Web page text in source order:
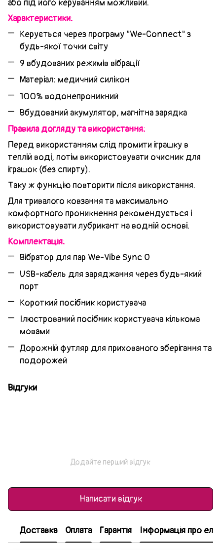
або під його керуванням можливий.
Характеристики:
Керується через програму "We-Connect" з
будь-якої точки світу
9 вбудованих режимів вібрації
Матеріал: медичний силікон
100% водонепроникний
Вбудований акумулятор, магнітна зарядка
Правила догляду та використання:
Перед використанням слід промити іграшку в
теплій воді, потім використовувати очисник для
іграшок (без спирту).
Таку ж функцію повторити після використання.
Для тривалого ковзання та максимально
комфортного проникнення рекомендується і
використовувати лубрикант на водній основі.
Комплектація:
Вібратор для пар We-Vibe Sync O
USB-кабель для заряджання через будь-який
порт
Короткий посібник користувача
Ілюстрований посібник користувача кількома
мовами
Дорожній футляр для прихованого зберігання та
подорожей
Відгуки
Додайте перший відгук
Написати відгук
Доставка Оплата Гарантія Інформація про